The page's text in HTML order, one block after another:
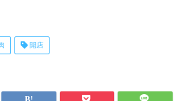
開店